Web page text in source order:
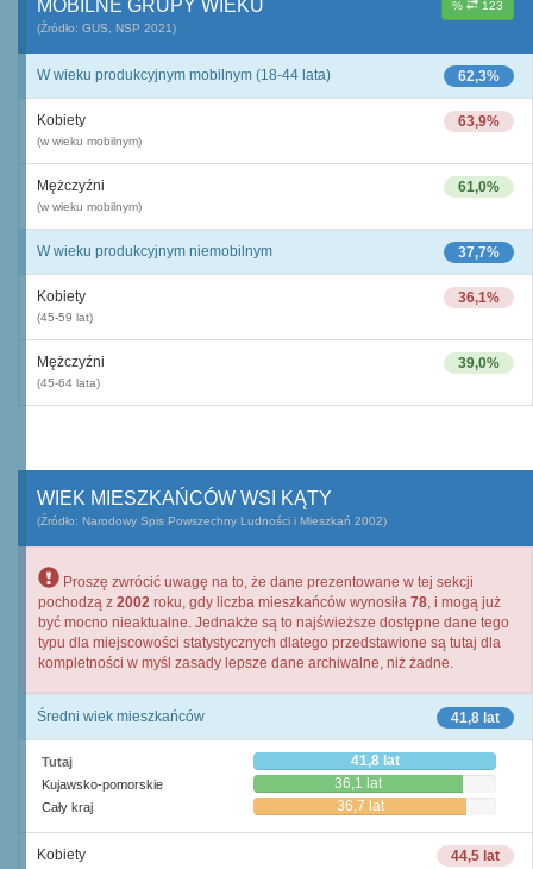
% 123
MOBILNE GRUPY WIEKU
(Źródło: GUS, NSP 2021)
62,3%
W wieku produkcyjnym mobilnym (18-44 lata)
63,9%
Kobiety
(w wieku mobilnym)
61,0%
Mężczyźni
(w wieku mobilnym)
37,7%
W wieku produkcyjnym niemobilnym
36,1%
Kobiety
(45-59 lat)
39,0%
Mężczyźni
(45-64 lata)
WIEK MIESZKAŃCÓW WSI KĄTY
(Źródło: Narodowy Spis Powszechny Ludności i Mieszkań 2002)
Proszę zwrócić uwagę na to, że dane prezentowane w tej sekcji
pochodzą z 2002 roku, gdy liczba mieszkańców wynosiła 78, i mogą już
być mocno nieaktualne. Jednakże są to najświeższe dostępne dane tego
typu dla miejscowości statystycznych dlatego przedstawione są tutaj dla
kompletności w myśl zasady lepsze dane archiwalne, niż żadne.
41,8 lat
Średni wiek mieszkańców
Tutaj 41,8 lat
Kujawsko-pomorskie 36,1 lat
Cały kraj 36,7 lat
44,5 lat
Kobiety